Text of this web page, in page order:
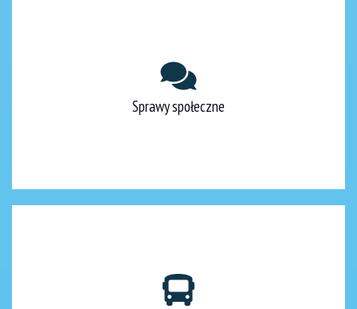
Sprawy społeczne